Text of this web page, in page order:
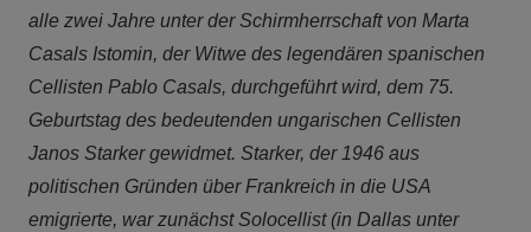
alle zwei Jahre unter der Schirmherrschaft von Marta
Casals Istomin, der Witwe des legendären spanischen
Cellisten Pablo Casals, durchgeführt wird, dem 75.
Geburtstag des bedeutenden ungarischen Cellisten
Janos Starker gewidmet. Starker, der 1946 aus
politischen Gründen über Frankreich in die USA
emigrierte, war zunächst Solocellist (in Dallas unter